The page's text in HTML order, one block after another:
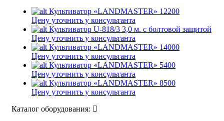
Культиватор «LANDMASTER» 12200
Цену уточнить у консультанта
Культиватор U-818/3 3,0 м. с болтовой защитой
Цену уточнить у консультанта
Культиватор «LANDMASTER» 14000
Цену уточнить у консультанта
Культиватор «LANDMASTER» 5400
Цену уточнить у консультанта
Культиватор «LANDMASTER» 8500
Цену уточнить у консультанта
Каталог оборудования: